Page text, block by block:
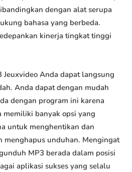
dengan alat serupa
bahasa yang berbeda.
kinerja tingkat tinggi
Anda dapat langsung
Anda dapat dengan mudah
dengan program ini karena
banyak opsi yang
untuk menghentikan dan
menghapus unduhan. Mengingat
MP3 berada dalam posisi
aplikasi sukses yang selalu